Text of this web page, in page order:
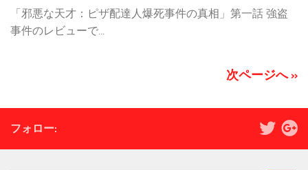
「邪悪な天才：ピザ配達人爆死事件の真相」第一話 強盗
事件のレビューで...
次ページへ »
フォロー: